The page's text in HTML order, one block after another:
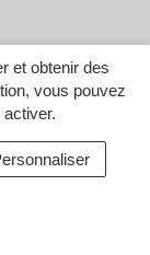
et obtenir des
vous pouvez